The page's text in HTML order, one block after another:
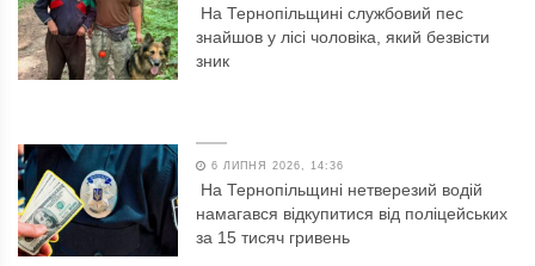
На Тернопільщині службовий пес
знайшов у лісі чоловіка, який безвісти
зник
6 ЛИПНЯ 2026, 14:36
На Тернопільщині нетверезий водій
намагався відкупитися від поліцейських
за 15 тисяч гривень